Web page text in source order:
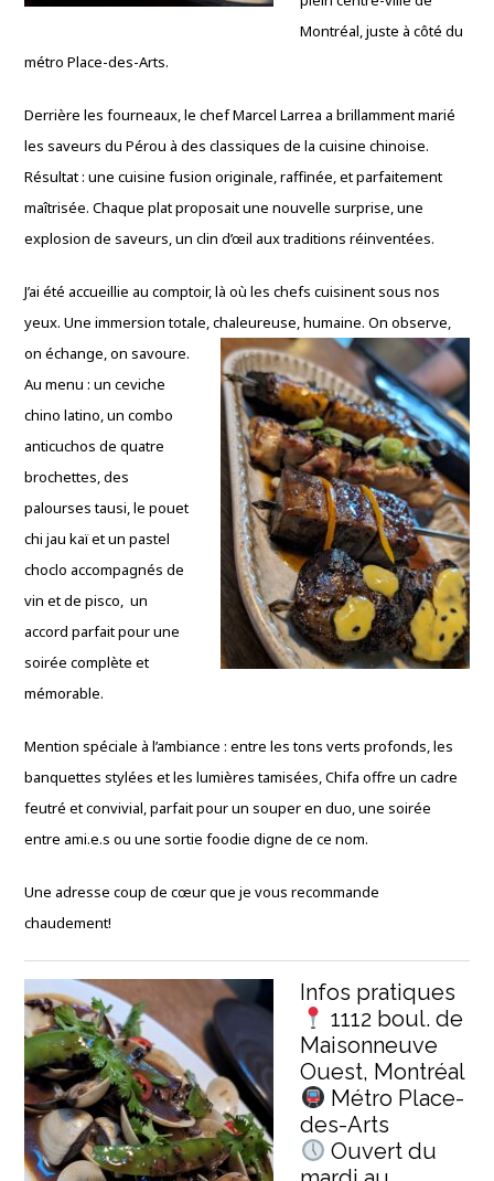
Montréal, juste à côté du
métro Place-des-Arts.
Derrière les fourneaux, le chef Marcel Larrea a brillamment marié
les saveurs du Pérou à des classiques de la cuisine chinoise.
Résultat : une cuisine fusion originale, raffinée, et parfaitement
maîtrisée. Chaque plat proposait une nouvelle surprise, une
explosion de saveurs, un clin d’œil aux traditions réinventées.
J’ai été accueillie au comptoir, là où les chefs cuisinent sous nos
yeux. Une immersion totale, chaleureuse, humaine. On observe,
on échange, on savoure.
Au menu : un ceviche
chino latino, un combo
anticuchos de quatre
brochettes, des
palourses tausi, le pouet
chi jau kaï et un pastel
choclo accompagnés de
vin et de pisco, un
accord parfait pour une
soirée complète et
mémorable.
Mention spéciale à l’ambiance : entre les tons verts profonds, les
banquettes stylées et les lumières tamisées, Chifa offre un cadre
feutré et convivial, parfait pour un souper en duo, une soirée
entre ami.e.s ou une sortie foodie digne de ce nom.
Une adresse coup de cœur que je vous recommande
chaudement!
Infos pratiques
1112 boul. de
Maisonneuve
Ouest, Montréal
Métro Place-
des-Arts
Ouvert du